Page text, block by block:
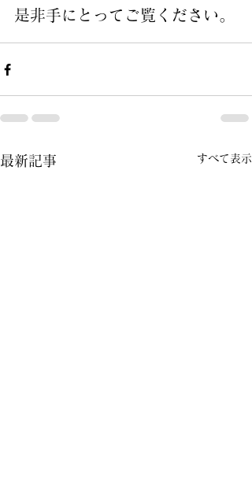
是非手にとってご覧ください。
最新記事 すべて表示